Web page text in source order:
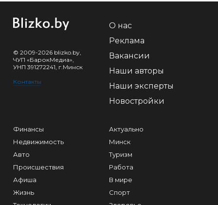
© 2009-2026 blizko.by,
ЧУП «БарокМедиа»,
УНП 391272241, г.Минск
Контакты
О нас
Реклама
Вакансии
Наши авторы
Наши эксперты
Новостройки
Финансы
Недвижимость
Авто
Происшествия
Афиша
Жизнь
Актуально
Минск
Туризм
Работа
В мире
Спорт